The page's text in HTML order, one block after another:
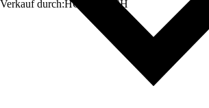
Verkauf durch:HORNBACH